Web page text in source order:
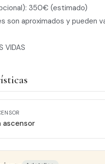
350€ (estimado)
son aproximados y pueden
VIDAS
ascensor